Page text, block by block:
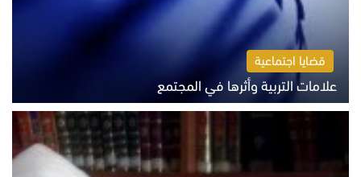
قضايا اجتماعية
علامات التربية وأثرها في المجتمع
الثلاثاء 4 أغسطس 2026 12:50 م